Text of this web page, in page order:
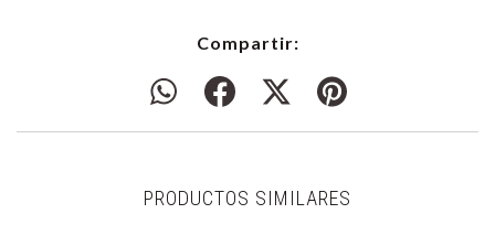
Compartir:
PRODUCTOS SIMILARES